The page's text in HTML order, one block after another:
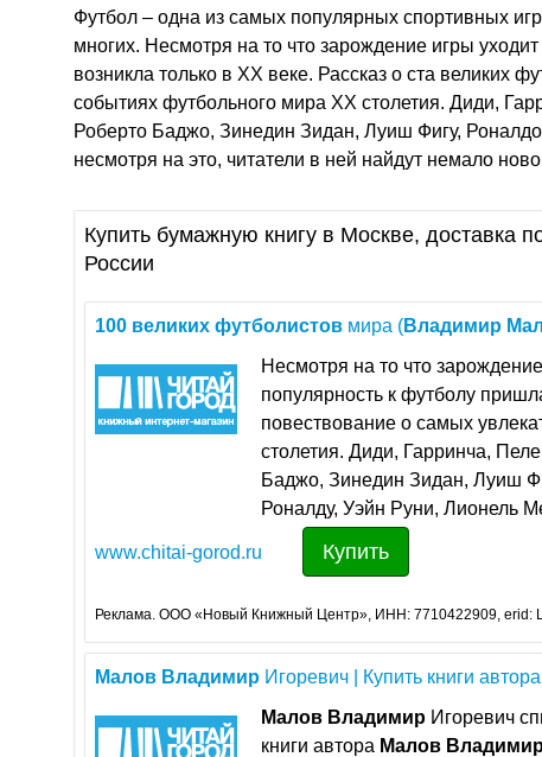
Футбол – одна из самых популярных спортивных
многих. Несмотря на то что зарождение игры
возникла только в XX веке. Рассказ о ста великих
событиях футбольного мира XX столетия. Диди,
Роберто Баджо, Зинедин Зидан, Луиш Фигу,
несмотря на это, читатели в ней найдут немало
Купить бумажную книгу в Москве, доставка
России
100 великих футболистов мира (Владимир
Несмотря на то что
популярность к футболу
повествование о самых
столетия. Диди, Гарринча,
Баджо, Зинедин Зидан, Луиш
Роналду, Уэйн Руни, Лионель
www.chitai-gorod.ru Купить
Реклама. ООО «Новый Книжный Центр», ИНН: 7710422909, erid:
Малов Владимир Игоревич | Купить книги
Малов Владимир Игоревич
книги авторa Малов